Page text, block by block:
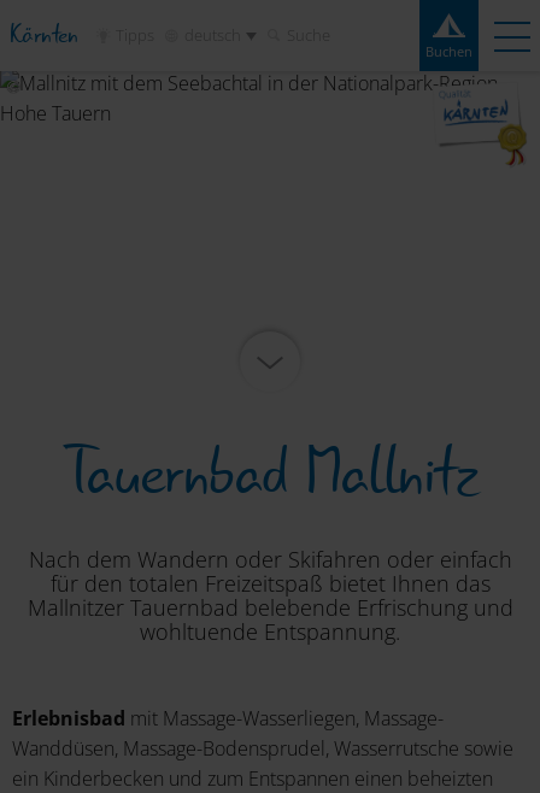
Kärnten Buchen
Tauernbad Mallnitz
Nach dem Wandern oder Skifahren oder einfach
für den totalen Freizeitspaß bietet Ihnen das
Mallnitzer Tauernbad belebende Erfrischung und
wohltuende Entspannung.
Erlebnisbad mit Massage-Wasserliegen, Massage-
Wanddüsen, Massage-Bodensprudel, Wasserrutsche sowie
ein Kinderbecken und zum Entspannen einen beheizten